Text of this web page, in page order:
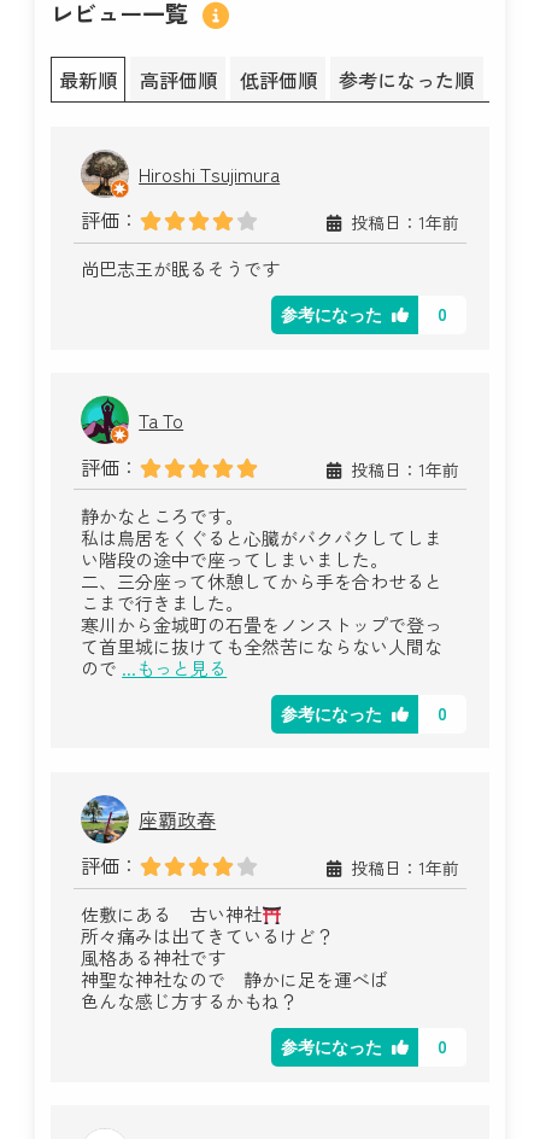
レビュー一覧
最新順 高評価順 低評価順 参考になった順
Hiroshi Tsujimura
評価：
投稿日：1年前
尚巴志王が眠るそうです
参考になった 0
Ta To
評価：
投稿日：1年前
静かなところです。
私は鳥居をくぐると心臓がバクバクしてしま
い階段の途中で座ってしまいました。
二、三分座って休憩してから手を合わせると
こまで行きました。
寒川から金城町の石畳をノンストップで登っ
て首里城に抜けても全然苦にならない人間な
ので ...もっと見る
参考になった 0
座覇政春
評価：
投稿日：1年前
佐敷にある 古い神社
所々痛みは出てきているけど？
風格ある神社です
神聖な神社なので 静かに足を運べば
色んな感じ方するかもね？
参考になった 0